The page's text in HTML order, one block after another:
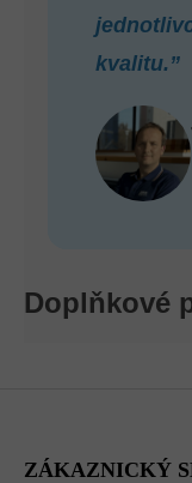
kvalitu.”
Doplňkové
ZÁKAZNICKÝ